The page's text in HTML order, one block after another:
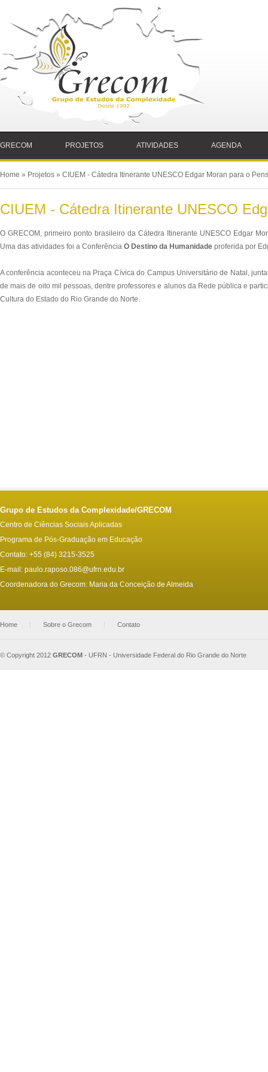
GRECOM PROJETOS ATIVIDADES AGENDA
Home » Projetos » CIUEM - Cátedra Itinerante UNESCO Edgar Moran para o
CIUEM - Cátedra Itinerante UNESCO
O GRECOM, primeiro ponto brasileiro da Cátedra Itinerante UNESCO Edgar
Uma das atividades foi a Conferência O Destino da Humanidade proferida por
A conferência aconteceu na Praça Cívica do Campus Universitário de Natal,
de mais de oito mil pessoas, dentre professores e alunos da Rede pública e
Cultura do Estado do Rio Grande do Norte.
Grupo de Estudos da Complexidade/GRECOM
Centro de Ciências Sociais Aplicadas
Programa de Pós-Graduação em Educação
Contato: +55 (84) 3215-3525
E-mail: paulo.raposo.086@ufrn.edu.br
Coordenadora do Grecom: Maria da Conceição de Almeida
Home | Sobre o Grecom | Contato
© Copyright 2012 GRECOM - UFRN - Universidade Federal do Rio Grande do Norte